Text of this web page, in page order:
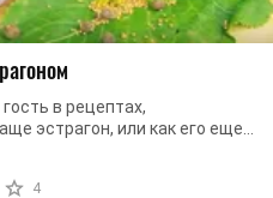
в рецептах,
эстрагон, или как его еще
мясные блюда. ...
4